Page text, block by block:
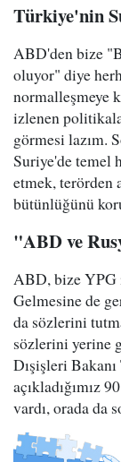
Türkiye'nin
ABD'den bize
oluyor" diye
normalleşmeye
izlenen
görmesi lazım.
Suriye'de temel
etmek, terörden
bütünlüğünü
"ABD ve
ABD, bize
Gelmesine de
da sözlerini
sözlerini yerine
Dışişleri
açıkladığımız
vardı, orada da